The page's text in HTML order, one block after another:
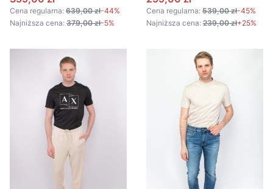
Cena regularna: 639,00 zł-44%
Najniższa cena: 379,00 zł-5%
Cena regularna: 539,00 zł-45%
Najniższa cena: 239,00 zł+25%